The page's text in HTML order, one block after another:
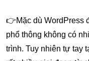
👉Mặc dù WordPress
phổ thông không có
trình. Tuy nhiên tự tay